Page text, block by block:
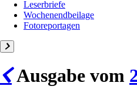
Leserbriefe
Wochenendbeilage
Fotoreportagen
Ausgabe vom